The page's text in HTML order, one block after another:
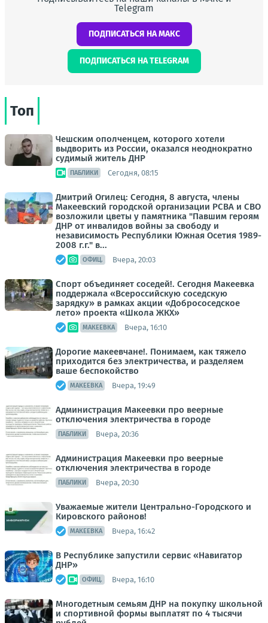
Telegram
ПОДПИСАТЬСЯ НА МАКС
ПОДПИСАТЬСЯ НА TELEGRAM
Топ
Чешским ополченцем, которого хотели
выдворить из России, оказался неоднократно
судимый житель ДНР
ПАБЛИКИ Сегодня, 08:15
Дмитрий Огилец: Сегодня, 8 августа, члены
Макеевский городской организации РСВА и СВО
возложили цветы у памятника "Павшим героям
ДНР от инвалидов войны за свободу и
независимость Республики Южная Осетия 1989-
2008 г.г." в...
ОФИЦ. Вчера, 20:03
Спорт объединяет соседей!. Сегодня Макеевка
поддержала «Всероссийскую соседскую
зарядку» в рамках акции «Добрососедское
лето» проекта «Школа ЖКХ»
МАКЕЕВКА Вчера, 16:10
Дорогие макеевчане!. Понимаем, как тяжело
приходится без электричества, и разделяем
ваше беспокойство
МАКЕЕВКА Вчера, 19:49
Администрация Макеевки про веерные
отключения электричества в городе
ПАБЛИКИ Вчера, 20:36
Администрация Макеевки про веерные
отключения электричества в городе
ПАБЛИКИ Вчера, 20:30
Уважаемые жители Центрально-Городского и
Кировского районов!
МАКЕЕВКА Вчера, 16:42
В Республике запустили сервис «Навигатор
ДНР»
ОФИЦ. Вчера, 16:10
Многодетным семьям ДНР на покупку школьной
и спортивной формы выплатят по 4 тысячи